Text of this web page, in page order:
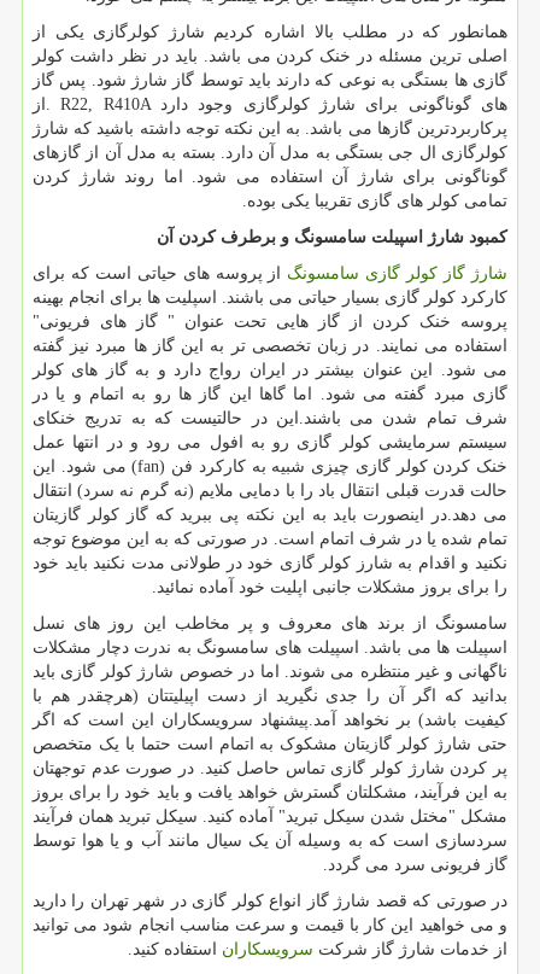
همانطور که در مطلب بالا اشاره کردیم شارژ کولرگازی یکی از
اصلی ترین مسئله در خنک کردن می باشد. باید در نظر داشت کولر
گازی ها بستگی به نوعی که دارند باید توسط گاز شارژ شود. پس گاز
های گوناگونی برای شارژ کولرگازی وجود دارد
. R22, R410A از
پرکاربردترین گازها می باشد. به این نکته توجه داشته باشید که شارژ
کولرگازی ال جی بستگی به مدل آن دارد. بسته به مدل آن از گازهای
گوناگونی برای شارژ آن استفاده می شود. اما روند شارژ کردن
تمامی کولر های گازی تقریبا یکی بوده.
کمبود شارژ اسپیلت سامسونگ و برطرف کردن آن
شارژ گاز کولر گازی سامسونگ از پروسه های حیاتی است که برای
کارکرد کولر گازی بسیار حیاتی می باشند. اسپلیت ها برای انجام بهینه
پروسه خنک کردن از گاز هایی تحت عنوان " گاز های فریونی"
استفاده می نمایند. در زبان تخصصی تر به این گاز ها مبرد نیز گفته
می شود. این عنوان بیشتر در ایران رواج دارد و به گاز های کولر
گازی مبرد گفته می شود. اما گاها این گاز ها رو به اتمام و یا در
شرف تمام شدن می باشند.این در حالتیست که به تدریج خنکای
سیستم سرمایشی کولر گازی رو به افول می رود و در انتها عمل
خنک کردن کولر گازی چیزی شبیه به کارکرد فن (fan) می شود. این
حالت قدرت قبلی انتقال باد را با دمایی ملایم (نه گرم نه سرد) انتقال
می دهد.در اینصورت باید به این نکته پی ببرید که گاز کولر گازیتان
تمام شده یا در شرف اتمام است. در صورتی که به این موضوع توجه
نکنید و اقدام به شارز کولر گازی خود در طولانی مدت نکنید باید خود
را برای بروز مشکلات جانبی اپلیت خود آماده نمائید.
سامسونگ از برند های معروف و پر مخاطب این روز های نسل
اسپیلت ها می باشد. اسپیلت های سامسونگ به ندرت دچار مشکلات
ناگهانی و غیر منتظره می شوند. اما در خصوص شارژ کولر گازی باید
بدانید که اگر آن را جدی نگیرید از دست اپیلیتتان (هرچقدر هم با
کیفیت باشد) بر نخواهد آمد.پیشنهاد سرویسکاران این است که اگر
حتی شارژ کولر گازیتان مشکوک به اتمام است حتما با یک متخصص
پر کردن شارژ کولر گازی تماس حاصل کنید. در صورت عدم توجهتان
به این فرآیند، مشکلتان گسترش خواهد یافت و باید خود را برای بروز
مشکل "مختل شدن سیکل تبرید" آماده کنید. سیکل تبرید همان فرآیند
سردسازی است که به وسیله آن یک سیال مانند آب و یا هوا توسط
گاز فریونی سرد می گردد.
در صورتی که قصد شارژ گاز انواع کولر گازی در شهر تهران را دارید
و می خواهید این کار با قیمت و سرعت مناسب انجام شود می توانید
از خدمات شارژ گاز شرکت سرویسکاران استفاده کنید.